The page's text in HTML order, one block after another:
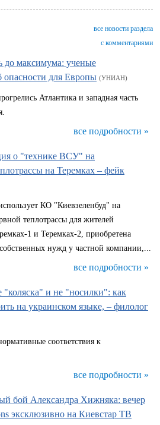
все новости раздела
с комментариями
до максимума: ученые
опасности для Европы (УНИАН)
Атлантика и западная часть
все подробности »
о "технике ВСУ" на
на Теремках – фейк
КО "Киевзеленбуд" на
теплотрассы для жителей
1 и Теремках-2, приобретена
нужд у частной компании,...
все подробности »
и не "носилки": как
на украинском языке, – филолог
соответствия к
все подробности »
бой Александра Хижняка: вечер
эксклюзивно на Киевстар ТВ